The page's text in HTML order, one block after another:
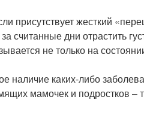
присутствует жесткий
считанные дни отрастить
не только на
наличие каких-либо
мамочек и подростков –